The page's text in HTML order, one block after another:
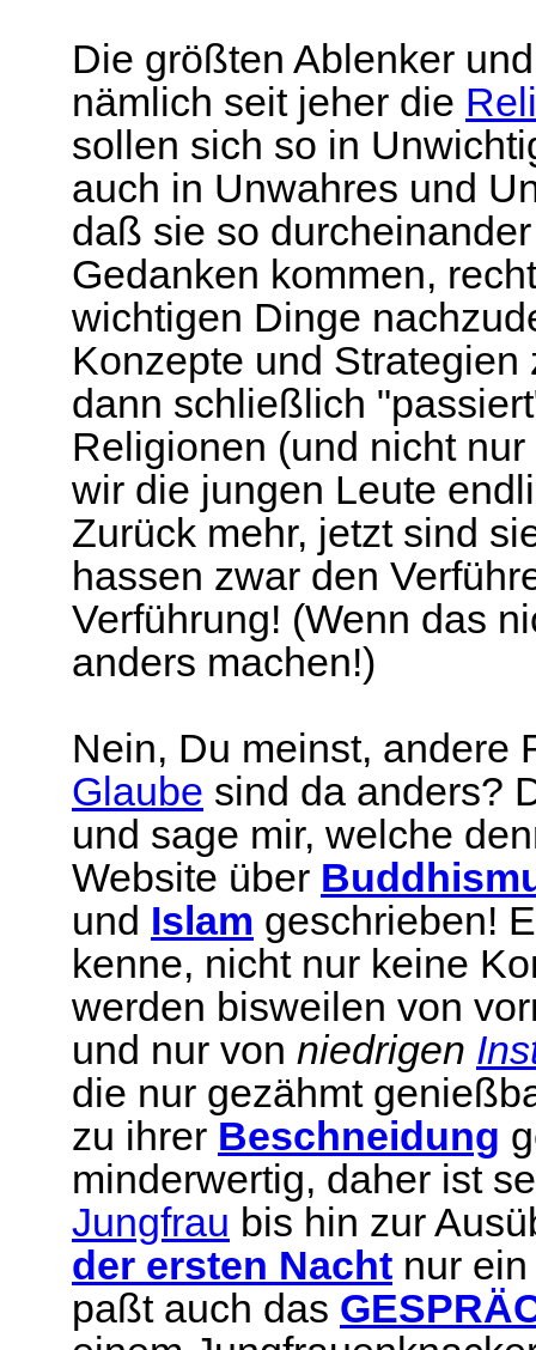
Die größten Ablenker
nämlich seit jeher die
sollen sich so in
auch in Unwahres und
daß sie so
Gedanken kommen,
wichtigen Dinge
Konzepte und
dann schließlich
Religionen (und nicht
wir die jungen Leute
Zurück mehr, jetzt sind
hassen zwar den
Verführung! (Wenn das
anders machen!)
Nein, Du meinst, andere
Glaube sind da anders?
und sage mir, welche
Website über B
und Islam geschrieben!
kenne, nicht nur keine
werden bisweilen von
und nur von niedrigen
die nur gezähmt
zu ihrer Beschneidung
minderwertig, daher ist
Jungfrau bis hin zur
der ersten Nacht nur
paßt auch das